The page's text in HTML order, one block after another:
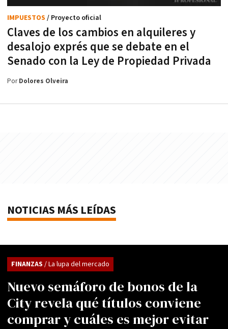
Claves de los cambios en alquileres y
desalojo exprés que se debate en el
Senado con la Ley de Propiedad Privada
IMPUESTOS / Proyecto oficial
PorDolores Olveira
NOTICIAS MÁS LEÍDAS
Nuevo semáforo de bonos de la
City revela qué títulos conviene
comprar y cuáles es mejor evitar
FINANZAS / La lupa del mercado